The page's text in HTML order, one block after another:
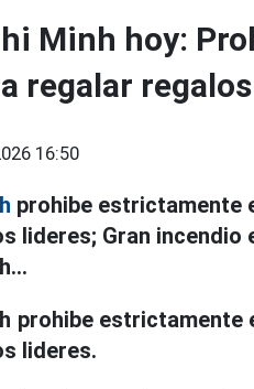
Minh hoy:
regalar
16:50
prohibe estrictamente
lideres; Gran incendio
prohibe
lideres.